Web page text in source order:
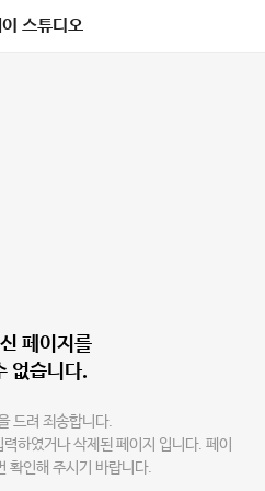
스튜디오
페이지를
없습니다.
드려 죄송합니다.
하였거나 삭제된 페이지 입니다. 페이
확인해 주시기 바랍니다.